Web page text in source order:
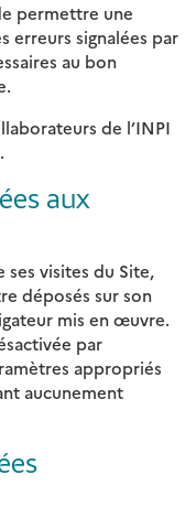
permettre une
erreurs signalées par
au bon
de l’INPI
aux
visites du Site,
déposés sur son
mis en œuvre.
par
appropriés
aucunement